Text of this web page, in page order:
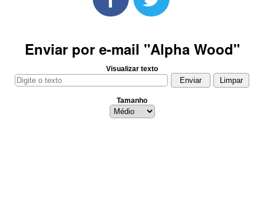
Enviar por e-mail "Alpha Wood"
Visualizar texto
Tamanho